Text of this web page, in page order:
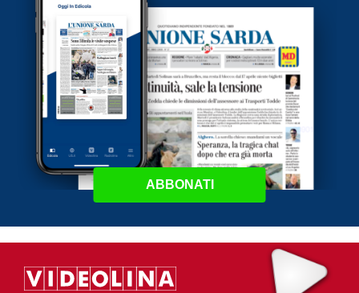
ABBONATI